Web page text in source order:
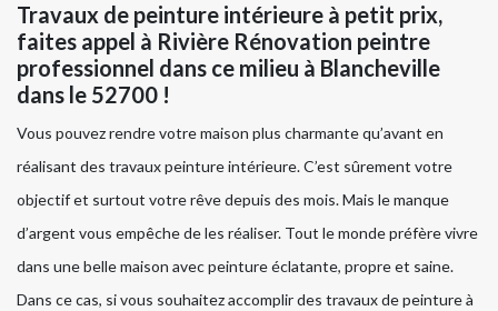
Travaux de peinture intérieure à petit prix,
faites appel à Rivière Rénovation peintre
professionnel dans ce milieu à Blancheville
dans le 52700 !
Vous pouvez rendre votre maison plus charmante qu’avant en
réalisant des travaux peinture intérieure. C’est sûrement votre
objectif et surtout votre rêve depuis des mois. Mais le manque
d’argent vous empêche de les réaliser. Tout le monde préfère vivre
dans une belle maison avec peinture éclatante, propre et saine.
Dans ce cas, si vous souhaitez accomplir des travaux de peinture à